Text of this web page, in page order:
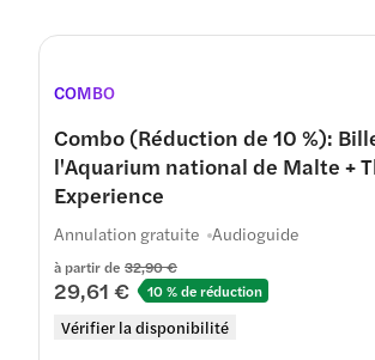
COMBO
Combo (Réduction de 10 %):
l'Aquarium national de Malte +
Experience
à partir de 32,90 €
29,61 € 10 % de réduction
Vérifier la disponibilité
Annulation gratuite Audioguide